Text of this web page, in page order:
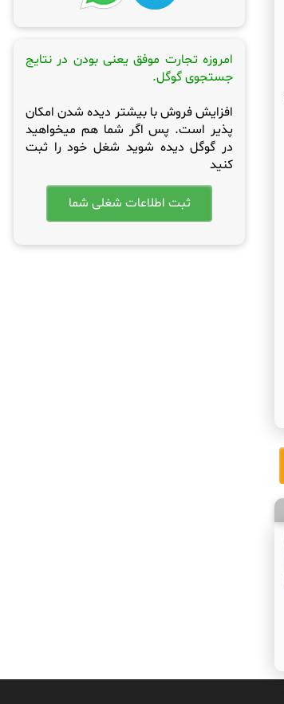
امروزه تجارت موفق یعنی بودن در نتایج
جستجوی گوگل.
افزایش فروش با بیشتر دیده شدن امکان
پذیر است. پس اگر شما هم میخواهید
در گوگل دیده شوید شغل خود را ثبت
کنید